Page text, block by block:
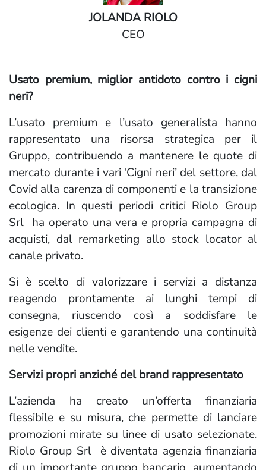
JOLANDA RIOLO
CEO
Usato premium, miglior antidoto contro i cigni
neri?
L’usato premium e l’usato generalista hanno
rappresentato una risorsa strategica per il
Gruppo, contribuendo a mantenere le quote di
mercato durante i vari ‘Cigni neri’ del settore, dal
Covid alla carenza di componenti e la transizione
ecologica. In questi periodi critici Riolo Group
Srl ha operato una vera e propria campagna di
acquisti, dal remarketing allo stock locator al
canale privato.
Si è scelto di valorizzare i servizi a distanza
reagendo prontamente ai lunghi tempi di
consegna, riuscendo così a soddisfare le
esigenze dei clienti e garantendo una continuità
nelle vendite.
Servizi propri anziché del brand rappresentato
L’azienda ha creato un’offerta finanziaria
flessibile e su misura, che permette di lanciare
promozioni mirate su linee di usato selezionate.
Riolo Group Srl è diventata agenzia finanziaria